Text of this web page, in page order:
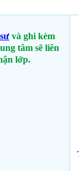
và ghi kèm
tâm sẽ liên
lớp.